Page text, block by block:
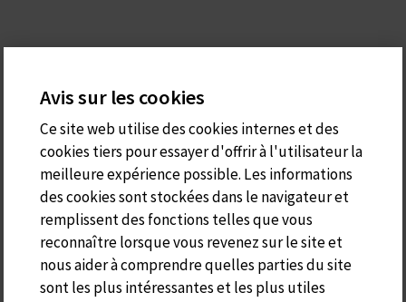
Avis sur les cookies
Ce site web utilise des cookies internes et des
cookies tiers pour essayer d'offrir à l'utilisateur la
meilleure expérience possible. Les informations
des cookies sont stockées dans le navigateur et
remplissent des fonctions telles que vous
reconnaître lorsque vous revenez sur le site et
nous aider à comprendre quelles parties du site
sont les plus intéressantes et les plus utiles